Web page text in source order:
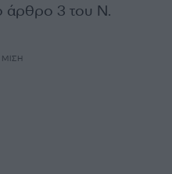
άρθρο 3 του Ν.